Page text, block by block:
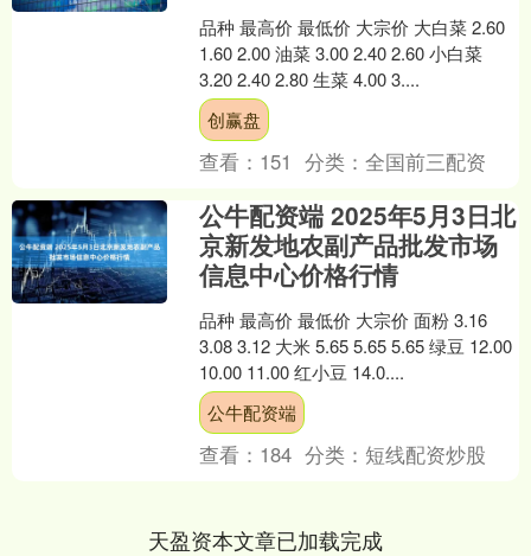
品种 最高价 最低价 大宗价 大白菜 2.60
1.60 2.00 油菜 3.00 2.40 2.60 小白菜
3.20 2.40 2.80 生菜 4.00 3....
创赢盘
查看： 151 分类：全国前三配资
公牛配资端 2025年5月3日北
京新发地农副产品批发市场
信息中心价格行情
品种 最高价 最低价 大宗价 面粉 3.16
3.08 3.12 大米 5.65 5.65 5.65 绿豆 12.00
10.00 11.00 红小豆 14.0....
公牛配资端
查看： 184 分类： 短线配资炒股
天盈资本文章已加载完成